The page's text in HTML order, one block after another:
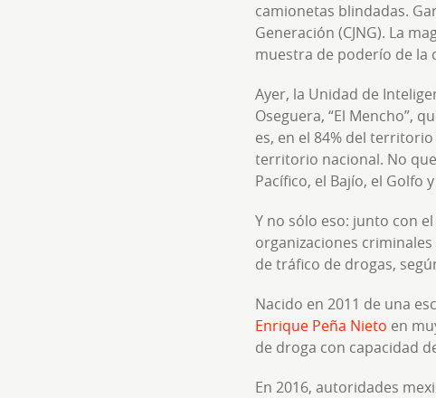
camionetas blindadas.
Generación (CJNG). La
muestra de poderío de la
Ayer, la Unidad de
Oseguera, “El Mencho”,
es, en el 84% del
territorio nacional. No
Pacífico, el Bajío, el Golfo
Y no sólo eso: junto con
organizaciones
de tráfico de drogas,
Nacido en 2011 de una
Enrique Peña Nieto en
de droga con capacidad
En 2016, autoridades